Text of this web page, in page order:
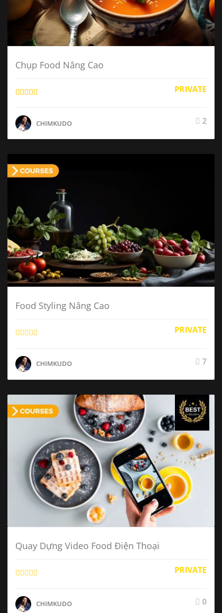
Chụp Food Nâng Cao
PRIVATE
CHIMKUDO 2
Food Styling Nâng Cao
PRIVATE
CHIMKUDO 7
Quay Dựng Video Food Điện Thoại
PRIVATE
CHIMKUDO 0